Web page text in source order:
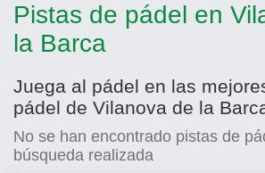
Pistas de pádel en
la Barca
Juega al pádel en las
pádel de Vilanova de la
No se han encontrado pistas de
búsqueda realizada